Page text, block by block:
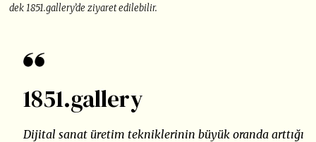
dek 1851.gallery’de ziyaret edilebilir.
1851.gallery
Dijital sanat üretim tekniklerinin büyük oranda arttığı